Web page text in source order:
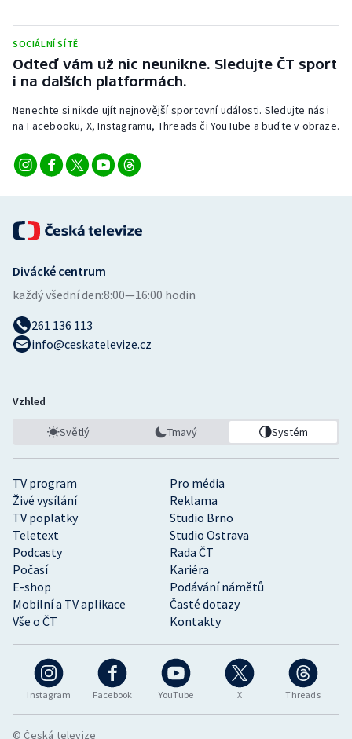
Stolní tenis
Triatlon
Veslování
Vodní slalom
Volejbal
Ostatní
SOCIÁLNÍ SÍTĚ
Odteď vám už nic neunikne. Sledujte ČT sport
i na dalších platformách.
Nenechte si nikde ujít nejnovější sportovní události. Sledujte nás i
na Facebooku, X, Instagramu, Threads či YouTube a buďte v obraze.
Instagram Facebook YouTube X Threads
TV program
Pro média
Živé vysílání
Reklama
TV poplatky
Studio Brno
Teletext
Studio Ostrava
Podcasty
Rada ČT
Počasí
Kariéra
E-shop
Podávání námětů
Mobilní a TV aplikace
Časté dotazy
Vše o ČT
Kontakty
Divácké centrum
každý všední den:8:00—16:00 hodin
261 136 113
info@ceskatelevize.cz
Vzhled
Světlý Tmavý Systém
© Česká televize